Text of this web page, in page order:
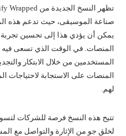
صناعة الموسيقى، حيث تدعم هذه
يمكن أن يؤدي هذا إلى تحسين
المنصات. في الوقت الذي تسعى فيه
المستخدمين من خلال الابتكار
المنصات على الاستجابة لاحتياجات
لهم.
تتيح هذه النسخ فرصة للشركات